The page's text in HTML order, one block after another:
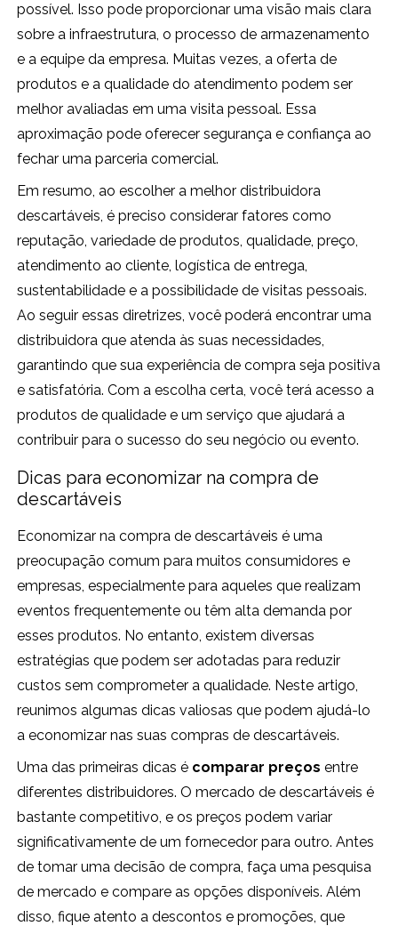
possível. Isso pode proporcionar uma visão mais clara
sobre a infraestrutura, o processo de armazenamento
e a equipe da empresa. Muitas vezes, a oferta de
produtos e a qualidade do atendimento podem ser
melhor avaliadas em uma visita pessoal. Essa
aproximação pode oferecer segurança e confiança ao
fechar uma parceria comercial.
Em resumo, ao escolher a melhor distribuidora
descartáveis, é preciso considerar fatores como
reputação, variedade de produtos, qualidade, preço,
atendimento ao cliente, logística de entrega,
sustentabilidade e a possibilidade de visitas pessoais.
Ao seguir essas diretrizes, você poderá encontrar uma
distribuidora que atenda às suas necessidades,
garantindo que sua experiência de compra seja positiva
e satisfatória. Com a escolha certa, você terá acesso a
produtos de qualidade e um serviço que ajudará a
contribuir para o sucesso do seu negócio ou evento.
Dicas para economizar na compra de
descartáveis
Economizar na compra de descartáveis é uma
preocupação comum para muitos consumidores e
empresas, especialmente para aqueles que realizam
eventos frequentemente ou têm alta demanda por
esses produtos. No entanto, existem diversas
estratégias que podem ser adotadas para reduzir
custos sem comprometer a qualidade. Neste artigo,
reunimos algumas dicas valiosas que podem ajudá-lo
a economizar nas suas compras de descartáveis.
Uma das primeiras dicas é comparar preços entre
diferentes distribuidores. O mercado de descartáveis é
bastante competitivo, e os preços podem variar
significativamente de um fornecedor para outro. Antes
de tomar uma decisão de compra, faça uma pesquisa
de mercado e compare as opções disponíveis. Além
disso, fique atento a descontos e promoções, que